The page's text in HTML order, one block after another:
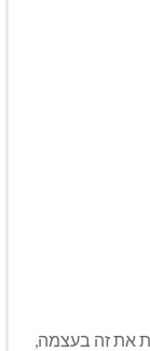
את זה בעצמה,